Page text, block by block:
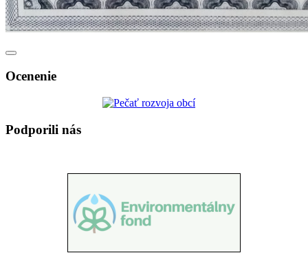
Ocenenie
Podporili nás